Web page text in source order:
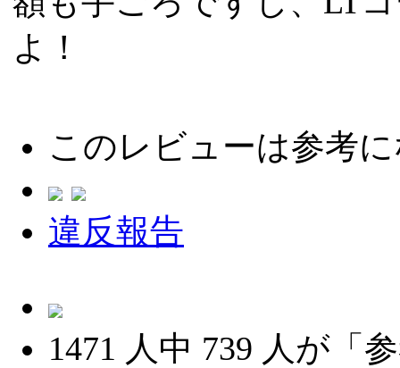
よ！
このレビューは参考
違反報告
1471 人中 739 人が「